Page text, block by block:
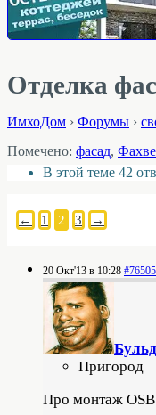
Отделка
ИмхоДом › Форумы ›
Помечено: фасад,
В этой теме 42
← 1 2 3 →
20 Окт'13 в 10:28 #76505
Пригород
Про монтаж OSB